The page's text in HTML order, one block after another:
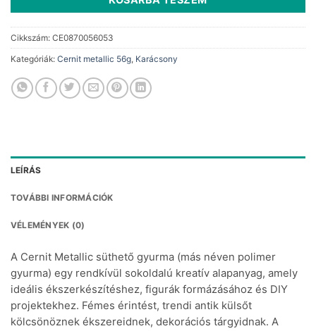
Cikkszám: CE0870056053
Kategóriák: Cernit metallic 56g Karácsony
LEÍRÁS
TOVÁBBI INFORMÁCIÓK
VÉLEMÉNYEK (0)
A Cernit Metallic süthető gyurma (más néven polimer
gyurma) egy rendkívül sokoldalú kreatív alapanyag, amely
ideális ékszerkészítéshez, figurák formázásához és DIY
projektekhez. Fémes érintést, trendi antik külsőt
kölcsönöznek ékszereidnek, dekorációs tárgyidnak. A